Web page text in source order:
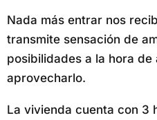
Nada más entrar nos
transmite sensación de
posibilidades a la hora de
aprovecharlo.
La vivienda cuenta con 3